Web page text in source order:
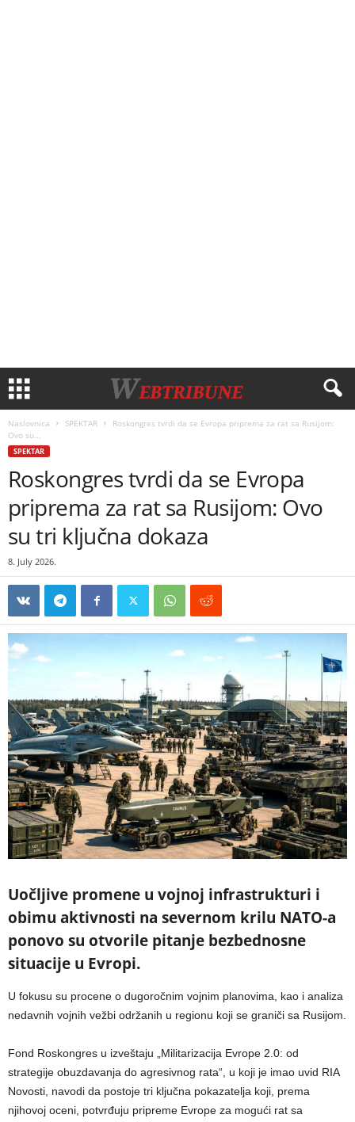
Naslovnica SPEKTAR
Roskongres tvrdi da se Evropa priprema za rat sa Rusijom:
Ovo su...
SPEKTAR
Roskongres tvrdi da se Evropa
priprema za rat sa Rusijom: Ovo
su tri ključna dokaza
8. July 2026.
Uočljive promene u vojnoj infrastrukturi i
obimu aktivnosti na severnom krilu NATO-a
ponovo su otvorile pitanje bezbednosne
situacije u Evropi.
U fokusu su procene o dugoročnim vojnim planovima, kao i analiza
nedavnih vojnih vežbi održanih u regionu koji se graniči sa Rusijom.
Fond Roskongres u izveštaju „Militarizacija Evrope 2.0: od
strategije obuzdavanja do agresivnog rata“, u koji je imao uvid RIA
Novosti, navodi da postoje tri ključna pokazatelja koji, prema
njihovoj oceni, potvrđuju pripreme Evrope za mogući rat sa